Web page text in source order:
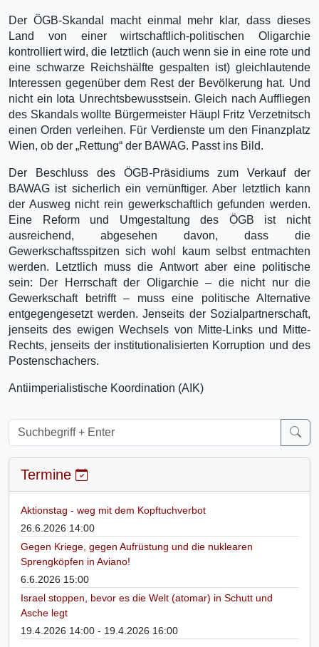
Der ÖGB-Skandal macht einmal mehr klar, dass dieses
Land von einer wirtschaftlich-politischen Oligarchie
kontrolliert wird, die letztlich (auch wenn sie in eine rote und
eine schwarze Reichshälfte gespalten ist) gleichlautende
Interessen gegenüber dem Rest der Bevölkerung hat. Und
nicht ein Iota Unrechtsbewusstsein. Gleich nach Auffliegen
des Skandals wollte Bürgermeister Häupl Fritz Verzetnitsch
einen Orden verleihen. Für Verdienste um den Finanzplatz
Wien, ob der „Rettung“ der BAWAG. Passt ins Bild.
Der Beschluss des ÖGB-Präsidiums zum Verkauf der
BAWAG ist sicherlich ein vernünftiger. Aber letztlich kann
der Ausweg nicht rein gewerkschaftlich gefunden werden.
Eine Reform und Umgestaltung des ÖGB ist nicht
ausreichend, abgesehen davon, dass die
Gewerkschaftsspitzen sich wohl kaum selbst entmachten
werden. Letztlich muss die Antwort aber eine politische
sein: Der Herrschaft der Oligarchie – die nicht nur die
Gewerkschaft betrifft – muss eine politische Alternative
entgegengesetzt werden. Jenseits der Sozialpartnerschaft,
jenseits des ewigen Wechsels von Mitte-Links und Mitte-
Rechts, jenseits der institutionalisierten Korruption und des
Postenschachers.
Antiimperialistische Koordination (AIK)
Termine
Aktionstag - weg mit dem Kopftuchverbot
26.6.2026 14:00
Gegen Kriege, gegen Aufrüstung und die nuklearen
Sprengköpfen in Aviano!
6.6.2026 15:00
Israel stoppen, bevor es die Welt (atomar) in Schutt und
Asche legt
19.4.2026 14:00 - 19.4.2026 16:00